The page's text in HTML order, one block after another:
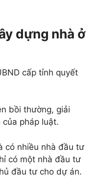
dựng nhà ở
cấp tỉnh quyết
bồi thường, giải
pháp luật.
có nhiều nhà đầu tư
có một nhà đầu tư
đầu tư cho dự án.